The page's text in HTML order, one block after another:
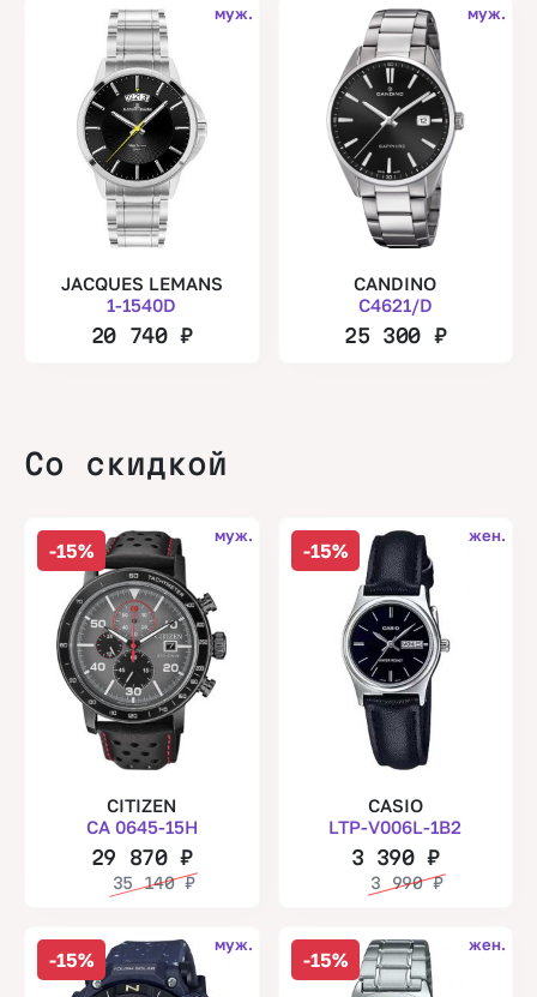
муж.
JACQUES LEMANS
1-1540D
20 740₽
муж.
CANDINO
C4621/D
25 300 ₽
Со скидкой
-15%
муж.
CITIZEN
CA 0645-15H
29 870₽
35 140₽
-15%
жен.
CASIO
LTP-V006L-1B2
3 390₽
3 990₽
-15%
муж.
-15%
жен.